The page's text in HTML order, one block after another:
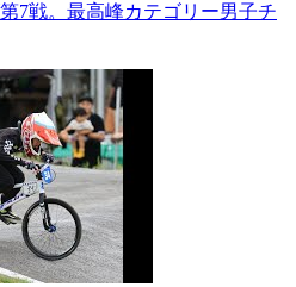
7戦。最高峰カテゴリー男子チ